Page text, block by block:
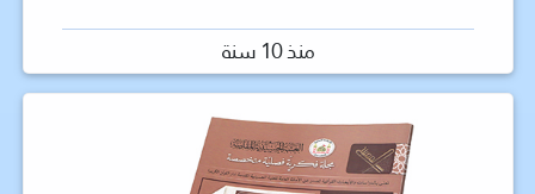
منذ 10 سنة